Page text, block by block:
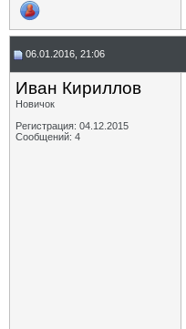
06.01.2016, 21:06
Иван Кириллов
Новичок
Регистрация: 04.12.2015
Сообщений: 4